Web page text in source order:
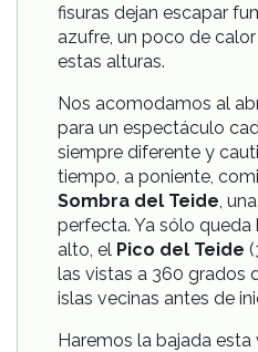
fisuras dejan escapar
azufre, un poco de
estas alturas.
Nos acomodamos al
para un espectáculo
siempre diferente y
tiempo, a poniente,
Sombra del Teide ,
perfecta. Ya sólo
alto, el Pico del Teide
las vistas a 360 grados
islas vecinas antes de
Haremos la bajada